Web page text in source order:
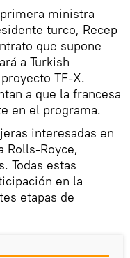
ministra
turco, Recep
que supone
a Turkish
TF-X.
a que la francesa
en el programa.
interesadas en
Rolls-Royce,
Todas estas
en la
etapas de